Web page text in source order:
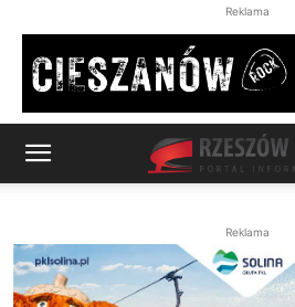
Reklama
Reklama